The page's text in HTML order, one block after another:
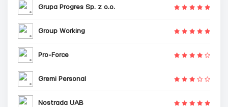
Grupa Progres Sp. z o.o.
Group Working
Pro-Force
Gremi Personal
Nostrada UAB